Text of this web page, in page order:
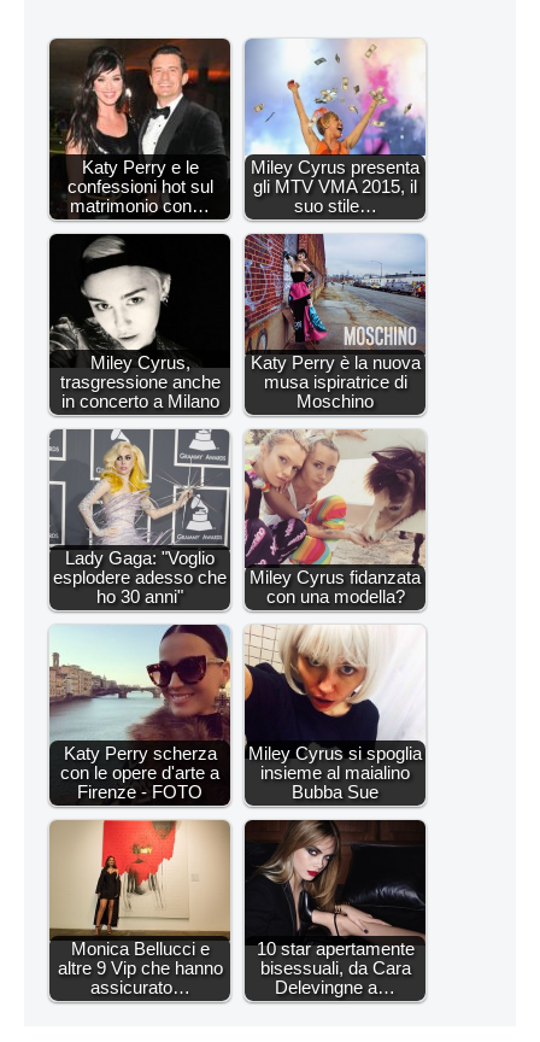
Katy Perry e le
confessioni hot sul
matrimonio con…
Miley Cyrus presenta
gli MTV VMA 2015, il
suo stile…
Miley Cyrus,
trasgressione anche
in concerto a Milano
Katy Perry è la nuova
musa ispiratrice di
Moschino
Lady Gaga: "Voglio
esplodere adesso che
ho 30 anni"
Miley Cyrus fidanzata
con una modella?
Katy Perry scherza
con le opere d'arte a
Firenze - FOTO
Miley Cyrus si spoglia
insieme al maialino
Bubba Sue
Monica Bellucci e
altre 9 Vip che hanno
assicurato…
10 star apertamente
bisessuali, da Cara
Delevingne a…